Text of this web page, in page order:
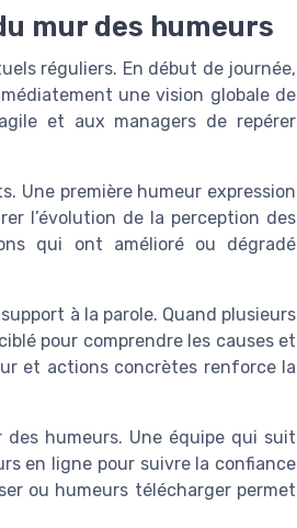
mur des humeurs
réguliers. En début de journée,
une vision globale de
et aux managers de repérer
Une première humeur expression
l’évolution de la perception des
qui ont amélioré ou dégradé
à la parole. Quand plusieurs
pour comprendre les causes et
et actions concrètes renforce la
humeurs. Une équipe qui suit
en ligne pour suivre la confiance
ou humeurs télécharger permet